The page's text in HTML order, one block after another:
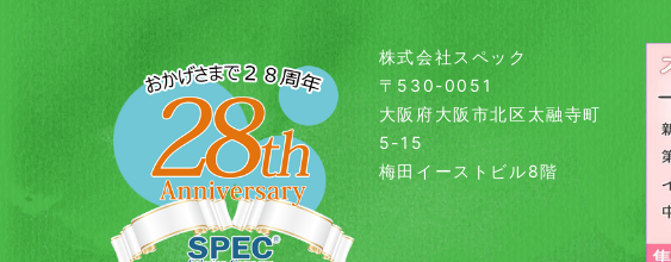
株式会社スペック
〒530-0051
大阪府大阪市北区太融寺町
5-15
梅田イーストビル8階